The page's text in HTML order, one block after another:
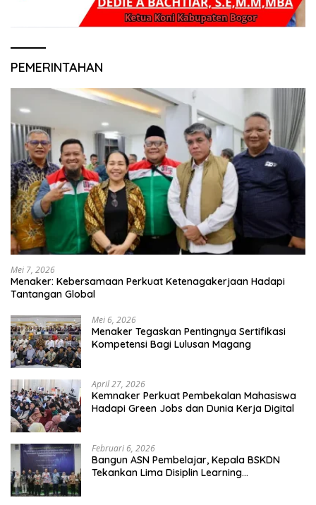
PEMERINTAHAN
Mei 7, 2026
Menaker: Kebersamaan Perkuat Ketenagakerjaan Hadapi
Tantangan Global
Mei 6, 2026
Menaker Tegaskan Pentingnya Sertifikasi
Kompetensi Bagi Lulusan Magang
April 27, 2026
Kemnaker Perkuat Pembekalan Mahasiswa
Hadapi Green Jobs dan Dunia Kerja Digital
Februari 6, 2026
Bangun ASN Pembelajar, Kepala BSKDN
Tekankan Lima Disiplin Learning